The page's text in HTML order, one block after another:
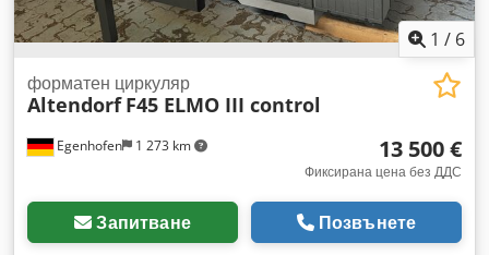
1 / 6
Egenhofen 1 273 km
форматен циркуляр
Altendorf F45 ELMO III control
13 500 €
Фиксирана цена без ДДС
Запитване Позвънете